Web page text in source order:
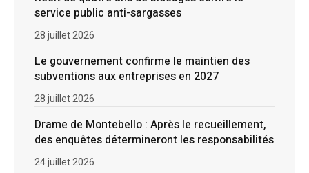
service public anti-sargasses
28 juillet 2026
Le gouvernement confirme le maintien des
subventions aux entreprises en 2027
28 juillet 2026
Drame de Montebello : Après le recueillement,
des enquêtes détermineront les responsabilités
24 juillet 2026